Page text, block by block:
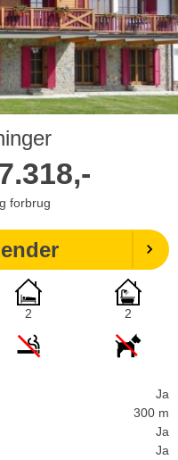
forbrug
2 2
Ja
300 m
Ja
Ja